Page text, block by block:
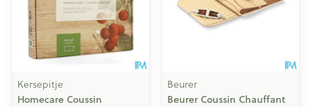
Kersepitje
Homecare Coussin
Beurer
Beurer Coussin Chauffant